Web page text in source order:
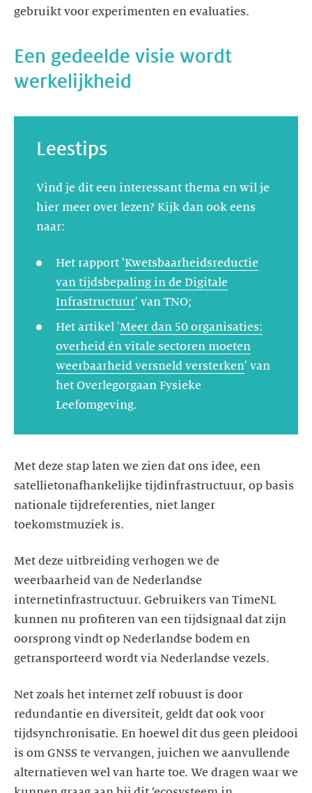
gebruikt voor experimenten en evaluaties.
Een gedeelde visie wordt
werkelijkheid
Leestips
Vind je dit een interessant thema en wil je
hier meer over lezen? Kijk dan ook eens
naar:
Het rapport 'Kwetsbaarheidsreductie
van tijdsbepaling in de Digitale
Infrastructuur' van TNO;
Het artikel 'Meer dan 50 organisaties:
overheid én vitale sectoren moeten
weerbaarheid versneld versterken' van
het Overlegorgaan Fysieke
Leefomgeving.
Met deze stap laten we zien dat ons idee, een
satellietonafhankelijke tijdinfrastructuur, op basis
nationale tijdreferenties, niet langer
toekomstmuziek is.
Met deze uitbreiding verhogen we de
weerbaarheid van de Nederlandse
internetinfrastructuur. Gebruikers van TimeNL
kunnen nu profiteren van een tijdsignaal dat zijn
oorsprong vindt op Nederlandse bodem en
getransporteerd wordt via Nederlandse vezels.
Net zoals het internet zelf robuust is door
redundantie en diversiteit, geldt dat ook voor
tijdsynchronisatie. En hoewel dit dus geen pleidooi
is om GNSS te vervangen, juichen we aanvullende
alternatieven wel van harte toe. We dragen waar we